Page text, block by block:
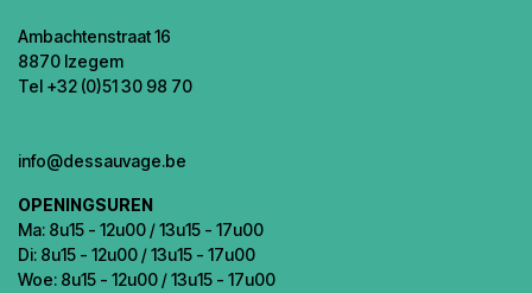
Ambachtenstraat 16
8870 Izegem
Tel +32 (0)51 30 98 70
info@dessauvage.be
OPENINGSUREN
Ma: 8u15 - 12u00 / 13u15 - 17u00
Di: 8u15 - 12u00 / 13u15 - 17u00
Woe: 8u15 - 12u00 / 13u15 - 17u00